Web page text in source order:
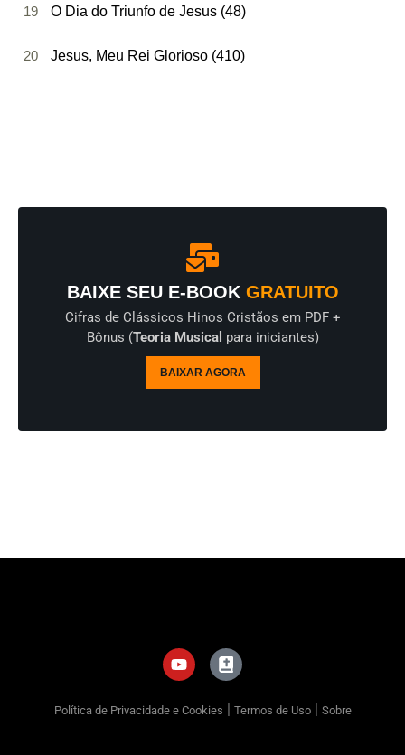
19 O Dia do Triunfo de Jesus (48)
20 Jesus, Meu Rei Glorioso (410)
BAIXE SEU E-BOOKGRATUITO
Cifras de Clássicos Hinos Cristãos em PDF +
Bônus (Teoria Musical para iniciantes)
BAIXAR AGORA
Política de Privacidade e Cookies Termos de Uso| Sobre